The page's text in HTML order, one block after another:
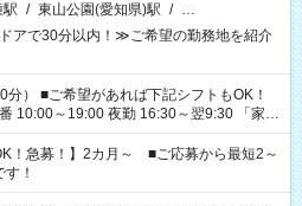
駅 / 東山公園(愛知県)駅 / …
アで30分以内！≫ご希望の勤務地を紹介
トもOK！
～19:00 夜勤 16:30～翌9:30 「家族
「余裕を持って夕飯の準備がしたい」
くない」 など、ご希望を教えてください
の勤務時間。 合計で週40時間を超える場
！急募！】2カ月～ ■ご応募から最短2～
！